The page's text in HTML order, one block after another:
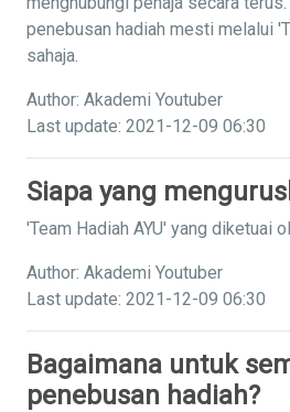
penebusan hadiah mesti melalui
sahaja.
Author: Akademi Youtuber
Last update: 2021-12-09 06:30
Siapa yang
'Team Hadiah AYU' yang diketuai
Author: Akademi Youtuber
Last update: 2021-12-09 06:30
Bagaimana untuk
penebusan hadiah?